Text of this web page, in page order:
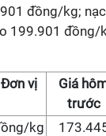
đồng/kg;
199.901 đồng/
Đơn vị
Giá
trước
kg